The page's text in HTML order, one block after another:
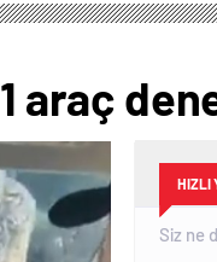
araç
HIZLI